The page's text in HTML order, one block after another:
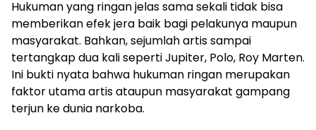
Hukuman yang ringan jelas sama sekali tidak bisa
memberikan efek jera baik bagi pelakunya maupun
masyarakat. Bahkan, sejumlah artis sampai
tertangkap dua kali seperti Jupiter, Polo, Roy Marten.
Ini bukti nyata bahwa hukuman ringan merupakan
faktor utama artis ataupun masyarakat gampang
terjun ke dunia narkoba.